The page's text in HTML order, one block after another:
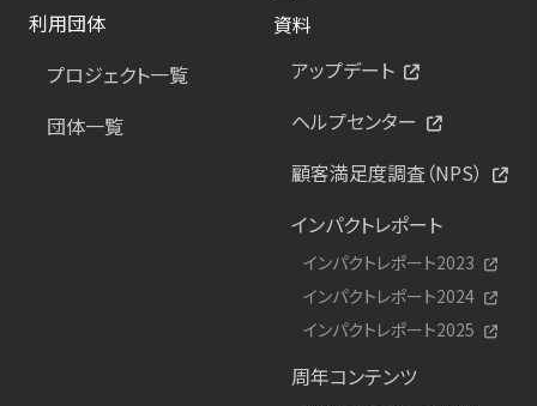
利用団体
プロジェクト一覧
団体一覧
資料
アップデート
ヘルプセンター
顧客満足度調査（NPS）
インパクトレポート
インパクトレポート2023
インパクトレポート2024
インパクトレポート2025
周年コンテンツ